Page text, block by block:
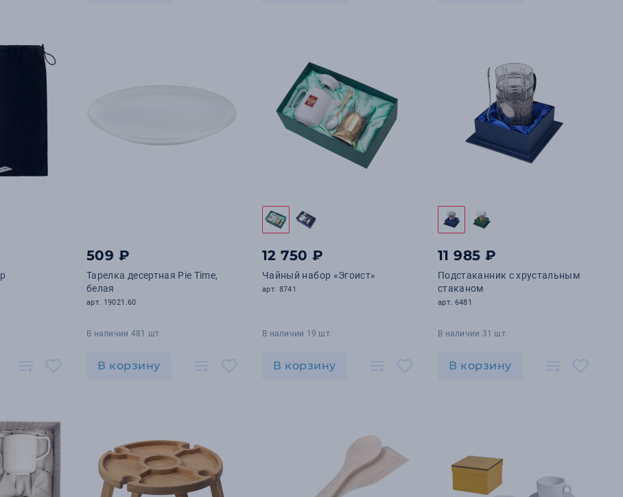
509 ₽
Тарелка десертная Pie Time,
белая
арт. 19021.60
В наличии 481 шт.
В корзину
12 750 ₽
Чайный набор «Эгоист»
арт. 8741
В наличии 19 шт.
В корзину
11 985 ₽
Подстаканник с хрустальным
стаканом
арт. 6481
В наличии 31 шт.
В корзину